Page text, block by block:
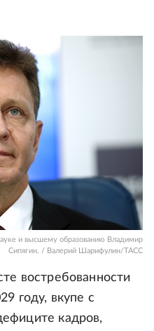
и высшему образованию Владимир
Сипягин. / Валерий Шарифулин/ТАСС
востребованности
году, вкупе с
кадров,